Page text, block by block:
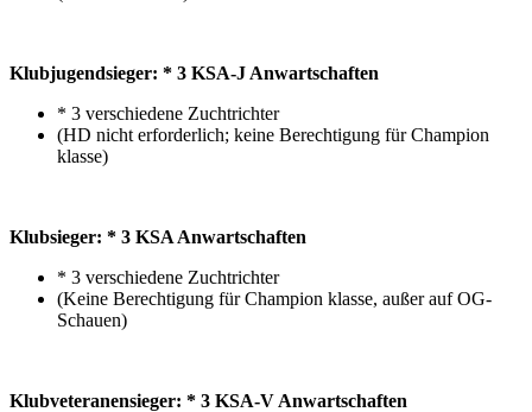
Klubjugendsieger: * 3 KSA-J Anwartschaften
* 3 verschiedene Zuchtrichter
(HD nicht erforderlich; keine Berechtigung für Champion
klasse)
Klubsieger: * 3 KSA Anwartschaften
* 3 verschiedene Zuchtrichter
(Keine Berechtigung für Champion klasse, außer auf OG-
Schauen)
Klubveteranensieger: * 3 KSA-V Anwartschaften